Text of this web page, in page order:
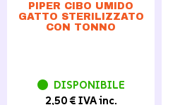
PIPER CIBO UMIDO
GATTO STERILIZZATO
CON TONNO
DISPONIBILE
2,50 € IVA inc.